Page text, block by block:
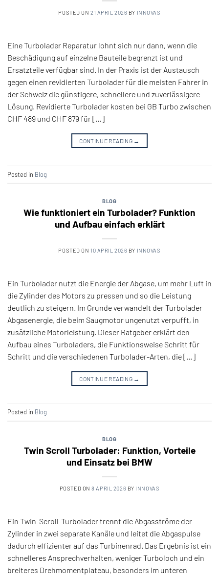
POSTED ON21 APRIL 2026 BY INNOVAS
Eine Turbolader Reparatur lohnt sich nur dann, wenn die
Beschädigung auf einzelne Bauteile begrenzt ist und
Ersatzteile verfügbar sind. In der Praxis ist der Austausch
gegen einen revidierten Turbolader für die meisten Fahrer in
der Schweiz die günstigere, schnellere und zuverlässigere
Lösung. Revidierte Turbolader kosten bei GB Turbo zwischen
CHF 489 und CHF 879 für […]
CONTINUE READING →
Posted in Blog
BLOG
Wie funktioniert ein Turbolader? Funktion
und Aufbau einfach erklärt
POSTED ON 10 APRIL 2026 BY INNOVAS
Ein Turbolader nutzt die Energie der Abgase, um mehr Luft in
die Zylinder des Motors zu pressen und so die Leistung
deutlich zu steigern. Im Grunde verwandelt der Turbolader
Abgasenergie, die beim Saugmotor ungenutzt verpufft, in
zusätzliche Motorleistung. Dieser Ratgeber erklärt den
Aufbau eines Turboladers, die Funktionsweise Schritt für
Schritt und die verschiedenen Turbolader-Arten, die […]
CONTINUE READING →
Posted in Blog
BLOG
Twin Scroll Turbolader: Funktion, Vorteile
und Einsatz bei BMW
POSTED ON8 APRIL 2026 BY INNOVAS
Ein Twin-Scroll-Turbolader trennt die Abgasströme der
Zylinder in zwei separate Kanäle und leitet die Abgaspulse
dadurch effizienter auf das Turbinenrad. Das Ergebnis ist ein
schnelleres Ansprechverhalten, weniger Turboloch und ein
breiteres Drehmomentplateau, besonders im unteren